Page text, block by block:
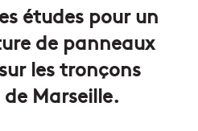
études pour un
de panneaux
les tronçons
Marseille.